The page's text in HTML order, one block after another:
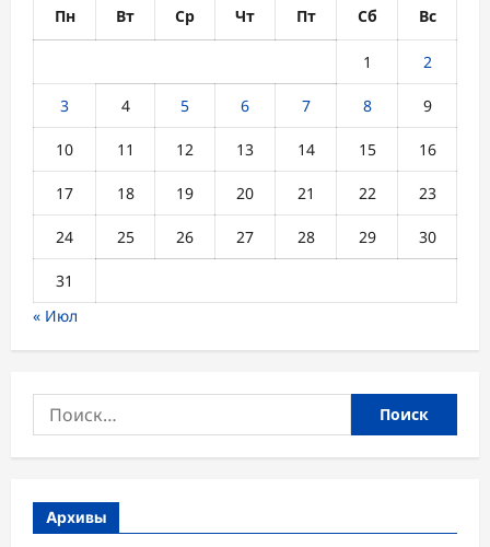
Пн Вт Ср Чт Пт Сб Вс
1 2
3 4 5 6 7 8 9
10 11 12 13 14 15 16
17 18 19 20 21 22 23
24 25 26 27 28 29 30
31
« Июл
Найти:
Архивы